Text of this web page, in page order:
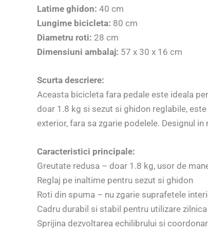
Latime ghidon: 40 cm
Lungime bicicleta: 80 cm
Diametru roti: 28 cm
Dimensiuni ambalaj: 57 x 30 x 16 cm
Scurta descriere:
Aceasta bicicleta fara pedale este ideala
doar 1.8 kg si sezut si ghidon reglabile,
exterior, fara sa zgarie podelele. Designul
Caracteristici principale:
Greutate redusa – doar 1.8 kg, usor de
Reglaj pe inaltime pentru sezut si ghidon
Roti din spuma – nu zgarie suprafetele
Cadru durabil si stabil pentru utilizare zilnica
Sprijina dezvoltarea echilibrului si